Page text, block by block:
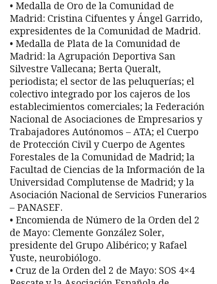
• Medalla de Oro de la Comunidad de
Madrid: Cristina Cifuentes y Ángel Garrido,
expresidentes de la Comunidad de Madrid.
• Medalla de Plata de la Comunidad de
Madrid: la Agrupación Deportiva San
Silvestre Vallecana; Berta Queralt,
periodista; el sector de las peluquerías; el
colectivo integrado por los cajeros de los
establecimientos comerciales; la Federación
Nacional de Asociaciones de Empresarios y
Trabajadores Autónomos – ATA; el Cuerpo
de Protección Civil y Cuerpo de Agentes
Forestales de la Comunidad de Madrid; la
Facultad de Ciencias de la Información de la
Universidad Complutense de Madrid; y la
Asociación Nacional de Servicios Funerarios
– PANASEF.
• Encomienda de Número de la Orden del 2
de Mayo: Clemente González Soler,
presidente del Grupo Alibérico; y Rafael
Yuste, neurobiólogo.
• Cruz de la Orden del 2 de Mayo: SOS 4×4